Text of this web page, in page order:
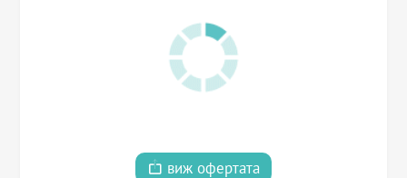
виж офертата